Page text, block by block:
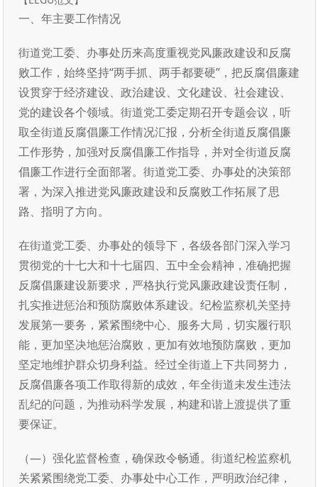
一、年主要工作情况
街道党工委、办事处历来高度重视党风廉政建设和反腐
败工作，始终坚持“两手抓、两手都要硬”，把反腐倡廉建
设贯穿于经济建设、政治建设、文化建设、社会建设、
党的建设各个领域。街道党工委定期召开专题会议，听
取全街道反腐倡廉工作情况汇报，分析全街道反腐倡廉
工作形势，加强对反腐倡廉工作指导，并对全街道反腐
倡廉工作进行全面部署。街道党工委、办事处的决策部
署，为深入推进党风廉政建设和反腐败工作拓展了思
路、指明了方向。
在街道党工委、办事处的领导下，各级各部门深入学习
贯彻党的十七大和十七届四、五中全会精神，准确把握
反腐倡廉建设新要求，严格执行党风廉政建设责任制，
扎实推进惩治和预防腐败体系建设。纪检监察机关坚持
发展第一要务，紧紧围绕中心、服务大局，切实履行职
能，更加坚决地惩治腐败，更加有效地预防腐败，更加
坚定地维护群众切身利益。经过全街道上下共同努力，
反腐倡廉各项工作取得新的成效，年全街道未发生违法
乱纪的问题，为推动科学发展，构建和谐上渡提供了重
要保证。
（—）强化监督检查，确保政令畅通。街道纪检监察机
关紧紧围绕党工委、办事处中心工作，严明政治纪律，